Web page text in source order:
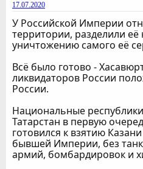
17.07.2020
У Российской Империи
территории, разделили
уничтожению самого её
Всё было готово -
ликвидаторов России
России.
Национальные
Татарстан в первую
готовился к взятию
бывшей Империи, без
армий, бомбардировок и